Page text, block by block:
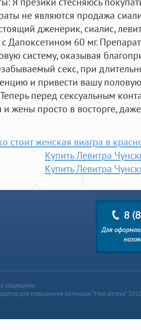
не являются продажа
дженерик, сиалис,
Дапоксетином 60 мг.
систему, оказывая
секс, при
и привести вашу
перед сексуальным
и жены просто в восторге,
стоит женская виагра в
Купить Левитра
Купить Левитра
защищены
для повышения потенции “Моя аптека”